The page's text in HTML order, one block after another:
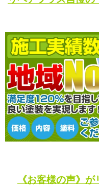
《お客様の声》